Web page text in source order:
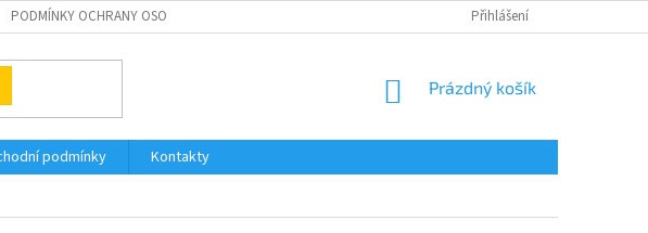
PODMÍNKY OCHRANY OSOBNÍCH ÚDAJŮ Přihlášení
NÁKUPNÍ
Prázdný košík
podmínky
Kontakty